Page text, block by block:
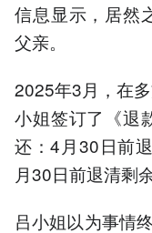
信息显示，居然
父亲。
2025年3月，在
小姐签订了《退
还：4月30日前
月30日前退清剩
吕小姐以为事情